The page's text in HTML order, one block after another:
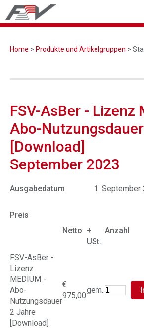
Home > Produkte und Artikelgruppen >
FSV-AsBer - Lizenz
Abo-
[Download]
September 2023
Ausgabedatum 1. September
Preis
Netto +
USt.
Anzahl
FSV-AsBer -
Lizenz
MEDIUM -
Abo-
Nutzungsdauer
2 Jahre
[Download]
€
975,00
gem.